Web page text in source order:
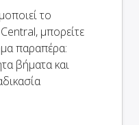
το
μπορείτε
παραπέρα:
βήματα και